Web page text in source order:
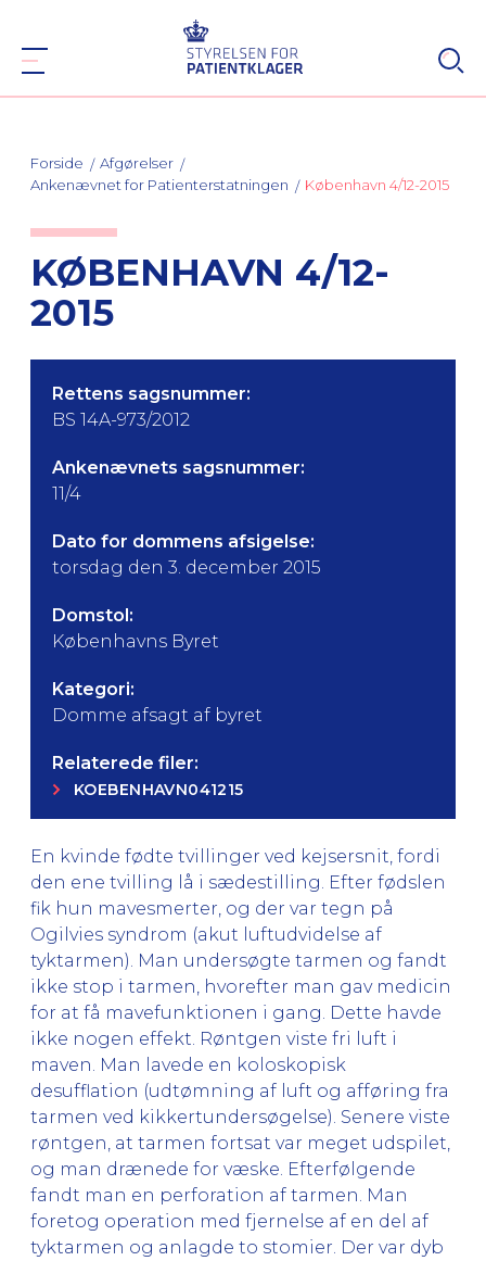
Forside
Afgørelser
Ankenævnet for Patienterstatningen
København 4/12-2015
KØBENHAVN 4/12-
2015
Rettens sagsnummer:
BS 14A-973/2012
Ankenævnets sagsnummer:
11/4
Dato for dommens afsigelse:
torsdag den 3. december 2015
Domstol:
Københavns Byret
Kategori:
Domme afsagt af byret
Relaterede filer:
KOEBENHAVN041215
En kvinde fødte tvillinger ved kejsersnit, fordi
den ene tvilling lå i sædestilling. Efter fødslen
fik hun mavesmerter, og der var tegn på
Ogilvies syndrom (akut luftudvidelse af
tyktarmen). Man undersøgte tarmen og fandt
ikke stop i tarmen, hvorefter man gav medicin
for at få mavefunktionen i gang. Dette havde
ikke nogen effekt. Røntgen viste fri luft i
maven. Man lavede en koloskopisk
desufflation (udtømning af luft og afføring fra
tarmen ved kikkertundersøgelse). Senere viste
røntgen, at tarmen fortsat var meget udspilet,
og man drænede for væske. Efterfølgende
fandt man en perforation af tarmen. Man
foretog operation med fjernelse af en del af
tyktarmen og anlagde to stomier. Der var dyb